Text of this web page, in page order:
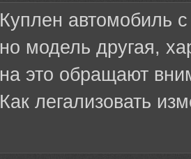
Куплен автомобиль
но модель другая,
на это обращают
Как легализовать